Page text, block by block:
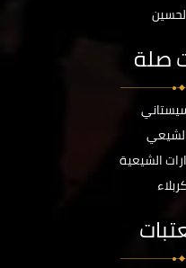
صلة
الشيعية